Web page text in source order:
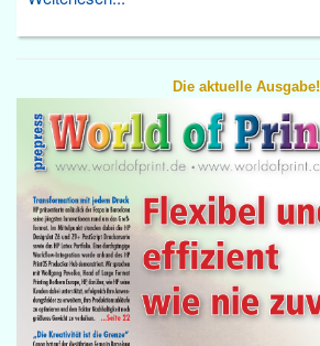
Die aktuelle Ausgabe!